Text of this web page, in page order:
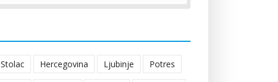
Stolac Hercegovina Ljubinje Potres